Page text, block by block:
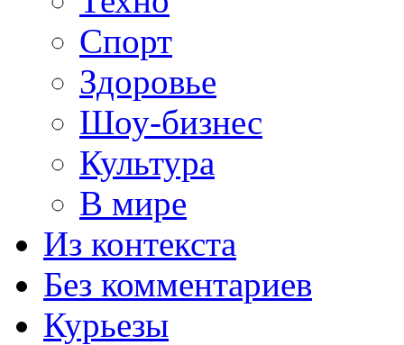
Спорт
Здоровье
Шоу-бизнес
Культура
В мире
Из контекста
Без комментариев
Курьезы